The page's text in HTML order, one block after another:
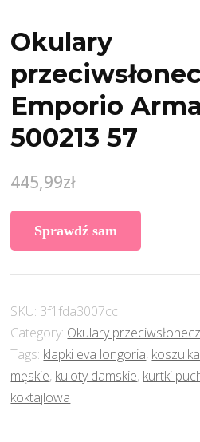
Okulary
Emporio
500213 57
445,99zł
Sprawdź sam
SKU: 3f1fda3007cc
Category: Okulary
Tags: klapki eva longoria,
męskie, kuloty damskie, kurtki
koktajlowa